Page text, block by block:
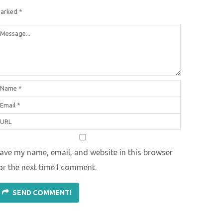
*
my name, email, and website in this browser
the next time I comment.
SEND COMMENT!